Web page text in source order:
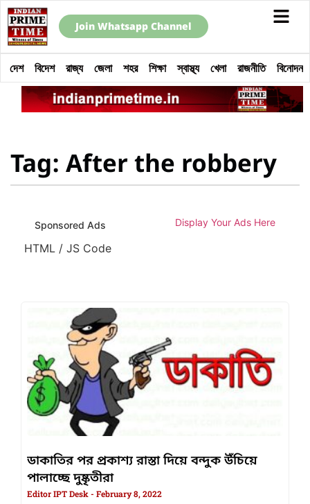
Join Whatsapp Channel
দেশ বিদেশ রাজ্য জেলা শহর শিক্ষা স্বাস্থ্য খেলা রাজনীতি বিনোদন
Tag: After the robbery
Sponsored Ads Display Your Ads Here
HTML / JS Code
ডাকাতির পর প্রকাশ্য রাস্তা দিয়ে বন্দুক উঁচিয়ে
পালাচ্ছে দুষ্কৃতীরা
Editor IPT Desk February 8, 2022